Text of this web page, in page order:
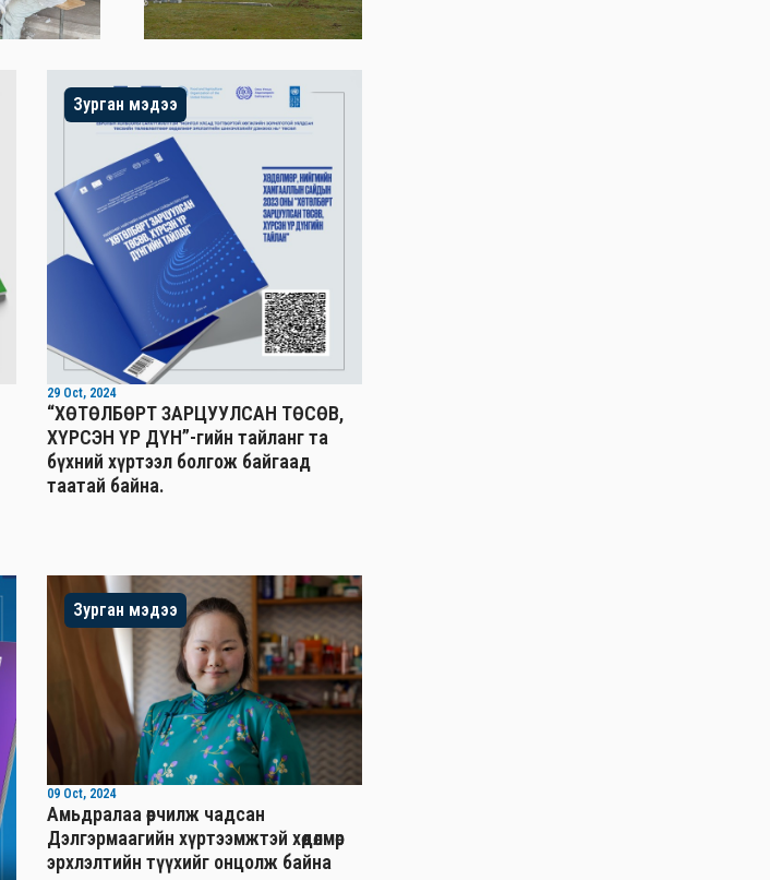
Зурган мэдээ
29 Oct, 2024
“ХӨТӨЛБӨРТ ЗАРЦУУЛСАН ТӨСӨВ,
ХҮРСЭН ҮР ДҮН”-гийн тайланг та
бүхний хүртээл болгож байгаад
таатай байна.
Зурган мэдээ
09 Oct, 2024
Амьдралаа өөрчилж чадсан
Дэлгэрмаагийн хүртээмжтэй хөдөлмөр
эрхлэлтийн түүхийг онцолж байна